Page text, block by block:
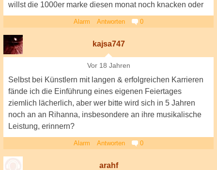
willst die 1000er marke diesen monat noch knacken oder
Alarm Antworten 0
kajsa747
Vor 18 Jahren
Selbst bei Künstlern mit langen & erfolgreichen Karrieren
fände ich die Einführung eines eigenen Feiertages
ziemlich lächerlich, aber wer bitte wird sich in 5 Jahren
noch an an Rihanna, insbesondere an ihre musikalische
Leistung, erinnern?
Alarm Antworten 0
arahf